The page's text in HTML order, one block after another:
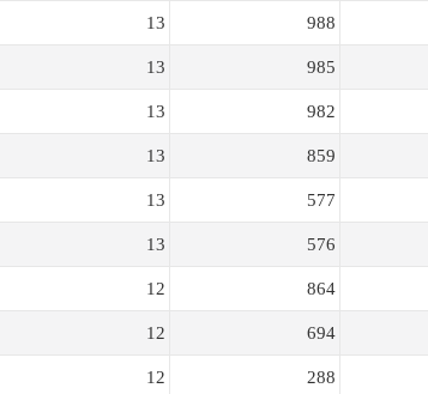
13 988
13 985
13 982
13 859
13 577
13 576
12 864
12 694
12 288